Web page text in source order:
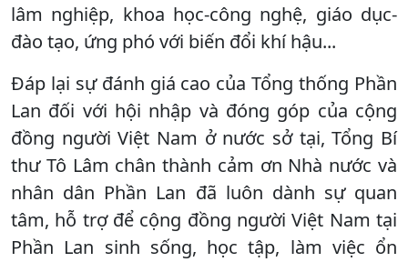
lâm nghiệp, khoa học-công nghệ, giáo dục-
đào tạo, ứng phó với biến đổi khí hậu...
Đáp lại sự đánh giá cao của Tổng thống Phần
Lan đối với hội nhập và đóng góp của cộng
đồng người Việt Nam ở nước sở tại, Tổng Bí
thư Tô Lâm chân thành cảm ơn Nhà nước và
nhân dân Phần Lan đã luôn dành sự quan
tâm, hỗ trợ để cộng đồng người Việt Nam tại
Phần Lan sinh sống, học tập, làm việc ổn